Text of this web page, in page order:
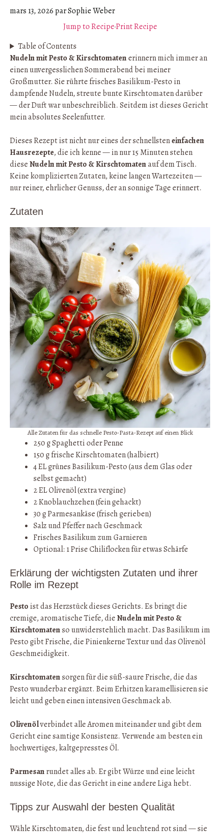
mars 13, 2026parSophie Weber
Jump to Recipe·Print Recipe
Table of Contents
Nudeln mit Pesto & Kirschtomatenerinnern mich immer an
einen unvergesslichen Sommerabend bei meiner
Großmutter. Sie rührte frisches Basilikum-Pesto in
dampfende Nudeln, streute bunte Kirschtomaten darüber
— der Duft war unbeschreiblich. Seitdem ist dieses Gericht
mein absolutes Seelenfutter.
Dieses Rezept ist nicht nur eines der schnellsteneinfachen
Hausrezepte, die ich kenne — in nur 15 Minuten stehen
dieseNudeln mit Pesto & Kirschtomatenauf dem Tisch.
Keine komplizierten Zutaten, keine langen Wartezeiten —
nur reiner, ehrlicher Genuss, der an sonnige Tage erinnert.
Zutaten
Alle Zutaten für das schnelle Pesto-Pasta-Rezept auf einen Blick
250 g Spaghetti oder Penne
150 g frische Kirschtomaten (halbiert)
4 EL grünes Basilikum-Pesto (aus dem Glas oder
selbst gemacht)
2 EL Olivenöl (extra vergine)
2 Knoblauchzehen (fein gehackt)
30 g Parmesankäse (frisch gerieben)
Salz und Pfeffer nach Geschmack
Frisches Basilikum zum Garnieren
Optional: 1 Prise Chiliflocken für etwas Schärfe
Erklärung der wichtigsten Zutaten und ihrer
Rolle im Rezept
Pesto ist das Herzstück dieses Gerichts. Es bringt die
cremige, aromatische Tiefe, dieNudeln mit Pesto &
Kirschtomatenso unwiderstehlich macht. Das Basilikum im
Pesto gibt Frische, die Pinienkerne Textur und das Olivenöl
Geschmeidigkeit.
Kirschtomatensorgen für die süß-saure Frische, die das
Pesto wunderbar ergänzt. Beim Erhitzen karamellisieren sie
leicht und geben einen intensiven Geschmack ab.
Olivenölverbindet alle Aromen miteinander und gibt dem
Gericht eine samtige Konsistenz. Verwende am besten ein
hochwertiges, kaltgepresstes Öl.
Parmesanrundet alles ab. Er gibt Würze und eine leicht
nussige Note, die das Gericht in eine andere Liga hebt.
Tipps zur Auswahl der besten Qualität
Wähle Kirschtomaten, die fest und leuchtend rot sind — sie